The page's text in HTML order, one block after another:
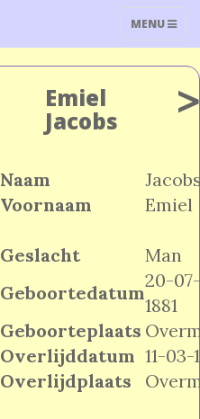
TOGGLE
MENU
Emiel
Jacobs
Naam
Voornaam
Emiel
Geslacht
Man
Geboortedatum
20-
1881
Geboorteplaats
Overlijddatum 11-03-
Overlijdplaats
>